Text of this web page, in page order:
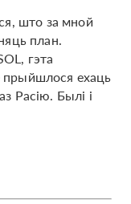
што за мной
план.
гэта
ехаць
Расію. Былі і